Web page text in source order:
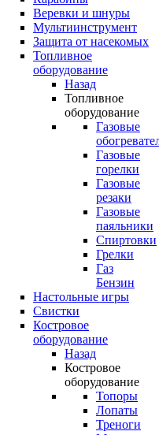
Веревки и шнуры
Мультиинструмент
Защита от насекомых
Топливное
оборудование
Назад
Топливное
оборудование
Газовые
Газовые
горелки
Газовые
резаки
Газовые
паяльники
Спиртовки
Грелки
Газ
Бензин
Настольные игры
Свистки
Костровое
оборудование
Назад
Костровое
оборудование
Топоры
Лопаты
Треноги